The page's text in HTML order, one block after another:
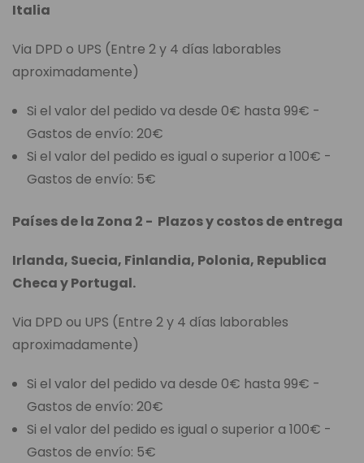
Italia
Via DPD o UPS (Entre 2 y 4 días laborables
aproximadamente)
Si el valor del pedido va desde 0€ hasta 99€ -
Gastos de envío: 20€
Si el valor del pedido es igual o superior a 100€ -
Gastos de envío: 5€
Países de la Zona 2 - Plazos y costos de entrega
Irlanda, Suecia, Finlandia, Polonia, Republica
Checa y Portugal.
Via DPD ou UPS (Entre 2 y 4 días laborables
aproximadamente)
Si el valor del pedido va desde 0€ hasta 99€ -
Gastos de envío: 20€
Si el valor del pedido es igual o superior a 100€ -
Gastos de envío: 5€